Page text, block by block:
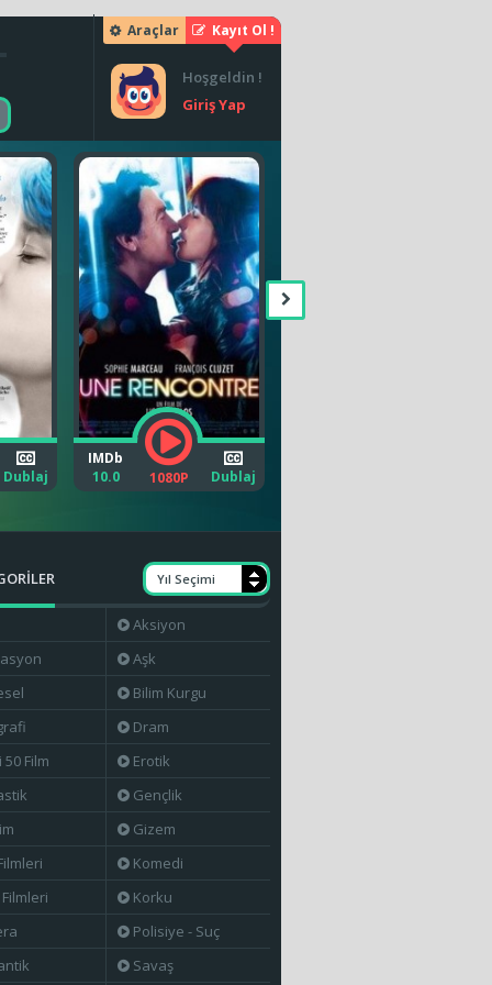
Araçlar Kayıt Ol !
Hoşgeldin !
Giriş Yap
Dublaj
IMDb
10.0
1080P Dublaj
Yıl Seçimi
Aksiyon
Aşk
Bilim Kurgu
Dram
50 Film
Erotik
Gençlik
Gizem
Komedi
Korku
Polisiye - Suç
Savaş